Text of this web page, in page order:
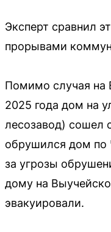
Эксперт сравнил
прорывами
Помимо случая на
2025 года дом на
лесозавод) сошел
обрушился дом по
за угрозы
дому на
эвакуировали.